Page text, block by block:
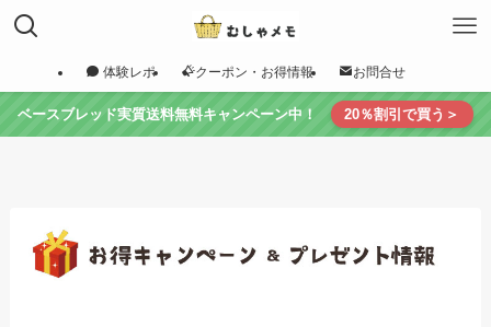
体験レポ クーポン・お得情報 お問合せ
ベースブレッド実質送料無料キャンペーン中！ 20％割引で買う＞